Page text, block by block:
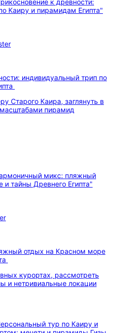
индивидуальный трип по
Старого Каира, заглянуть в
пирамид
отдых на Красном море
курортах, рассмотреть
и нетривиальные локации